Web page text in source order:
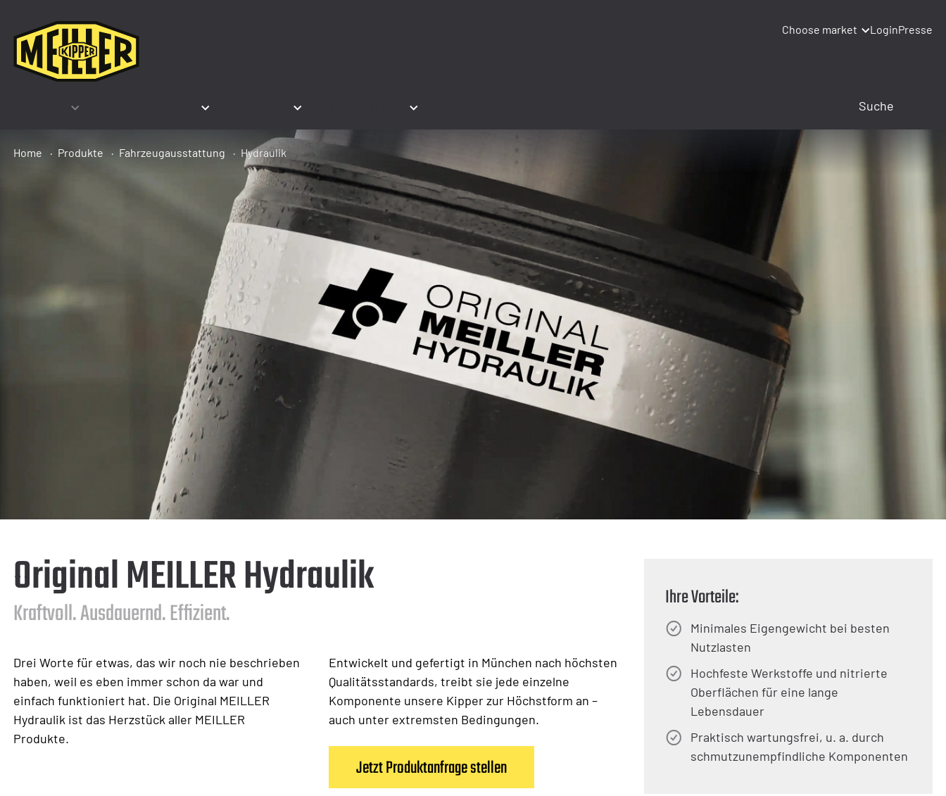
Choose market LoginPresse
Home Produkte Fahrzeugausstattung Hydraulik
Original MEILLER Hydraulik
Kraftvoll. Ausdauernd. Effizient.
Drei Worte für etwas, das wir noch nie beschrieben
haben, weil es eben immer schon da war und
einfach funktioniert hat. Die Original MEILLER
Hydraulik ist das Herzstück aller MEILLER
Produkte.
Entwickelt und gefertigt in München nach höchsten
Qualitätsstandards, treibt sie jede einzelne
Komponente unsere Kipper zur Höchstform an –
auch unter extremsten Bedingungen.
Jetzt Produktanfrage stellen
Ihre Vorteile:
Minimales Eigengewicht bei besten
Nutzlasten
Hochfeste Werkstoffe und nitrierte
Oberflächen für eine lange
Lebensdauer
Praktisch wartungsfrei, u. a. durch
schmutzunempfindliche Komponenten